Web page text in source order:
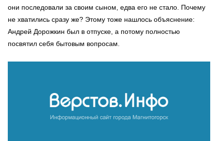
они последовали за своим сыном, едва его не стало. Почему
не хватились сразу же? Этому тоже нашлось объяснение:
Андрей Дорожкин был в отпуске, а потому полностью
посвятил себя бытовым вопросам.